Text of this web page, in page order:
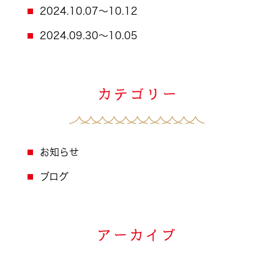
2024.10.07～10.12
2024.09.30～10.05
お知らせ
ブログ